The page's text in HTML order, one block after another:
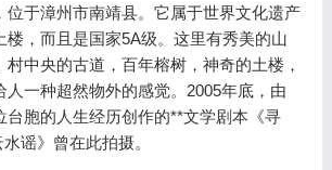
位于漳州市南靖县。它属于世界文化遗产
楼，而且是国家5A级。这里有秀美的山
村中央的古道，百年榕树，神奇的土楼，
人一种超然物外的感觉。2005年底，由
台胞的人生经历创作的**文学剧本《寻
谣》曾在此拍摄。